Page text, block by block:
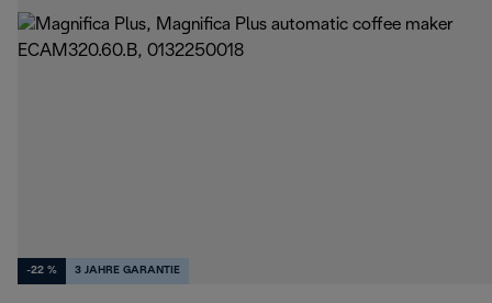
-22 % 3 JAHRE GARANTIE